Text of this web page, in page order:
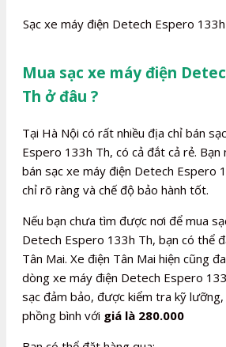
Sạc xe máy điện Detech Espero
Mua sạc xe máy điện
Th ở đâu ?
Tại Hà Nội có rất nhiều địa chỉ bán
Espero 133h Th, có cả đắt cả rẻ. Bạn
bán sạc xe máy điện Detech Espero
chỉ rõ ràng và chế độ bảo hành tốt.
Nếu bạn chưa tìm được nơi để mua
Detech Espero 133h Th, bạn có thể
Tân Mai. Xe điện Tân Mai hiện cũng
dòng xe máy điện Detech Espero
sạc đảm bảo, được kiểm tra kỹ lưỡng,
phồng bình với giá là 280.000